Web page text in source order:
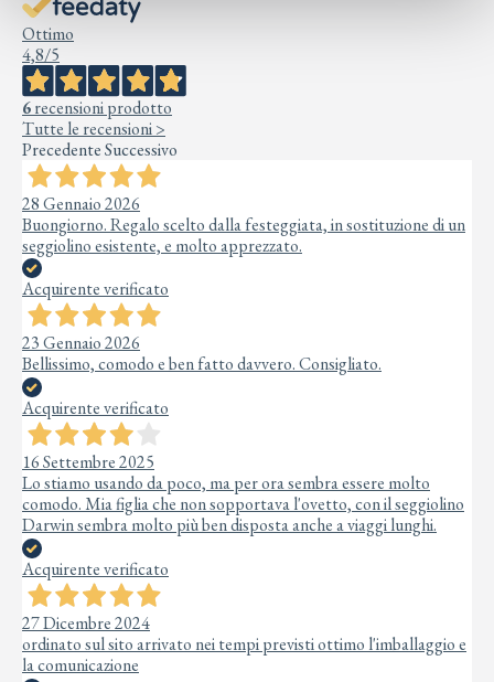
Ottimo
4,8/5
6recensioni prodotto
Tutte le recensioni >
PrecedenteSuccessivo
28 Gennaio 2026
Buongiorno. Regalo scelto dalla festeggiata, in sostituzione di un
seggiolino esistente, e molto apprezzato.
Acquirente verificato
23 Gennaio 2026
Bellissimo, comodo e ben fatto davvero. Consigliato.
Acquirente verificato
16 Settembre 2025
Lo stiamo usando da poco, ma per ora sembra essere molto
comodo. Mia figlia che non sopportava l'ovetto, con il seggiolino
Darwin sembra molto più ben disposta anche a viaggi lunghi.
Acquirente verificato
27 Dicembre 2024
ordinato sul sito arrivato nei tempi previsti ottimo l'imballaggio e
la comunicazione